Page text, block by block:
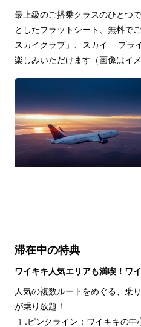
最上級のご搭乗クラスのひとつ
としたフラットシート、無料で
スカイクラブ」、スカイ プラ
楽しみいただけます（画像はイメ
滞在中の特典
ワイキキ人気エリアも満喫！ワ
人気の複数ルートをめぐる、乗
が乗り放題！
1.ピンクライン：ワイキキの中